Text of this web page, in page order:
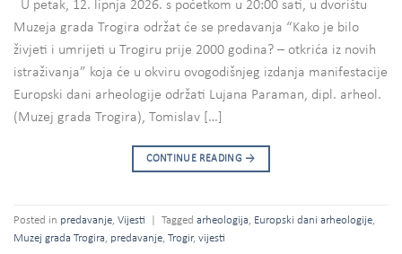
U petak, 12. lipnja 2026. s početkom u 20:00 sati, u dvorištu
Muzeja grada Trogira održat će se predavanja “Kako je bilo
živjeti i umrijeti u Trogiru prije 2000 godina? – otkrića iz novih
istraživanja” koja će u okviru ovogodišnjeg izdanja manifestacije
Europski dani arheologije održati Lujana Paraman, dipl. arheol.
(Muzej grada Trogira), Tomislav […]
CONTINUE READING →
Posted in predavanje, Vijesti Tagged arheologija, Europski dani arheologije,
Muzej grada Trogira, predavanje, Trogir, vijesti